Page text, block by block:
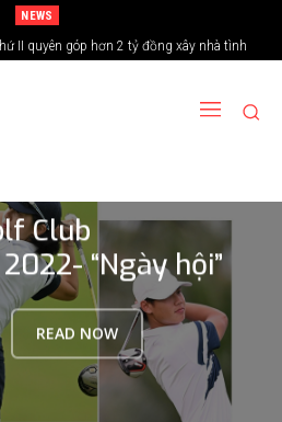
NEWS
golf kỷ niệm 15 năm thành lập
Club
“Ngày hội”
READ NOW